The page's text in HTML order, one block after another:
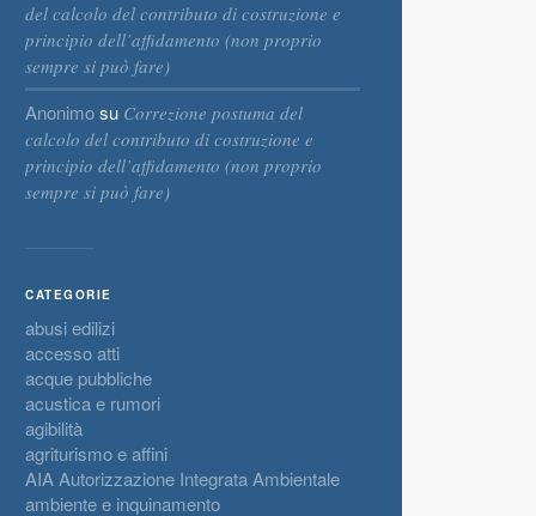
del calcolo del contributo di costruzione e
principio dell’affidamento (non proprio
sempre si può fare)
Anonimosu Correzione postuma del
calcolo del contributo di costruzione e
principio dell’affidamento (non proprio
sempre si può fare)
CATEGORIE
abusi edilizi
accesso atti
acque pubbliche
acustica e rumori
agibilità
agriturismo e affini
AIA Autorizzazione Integrata Ambientale
ambiente e inquinamento